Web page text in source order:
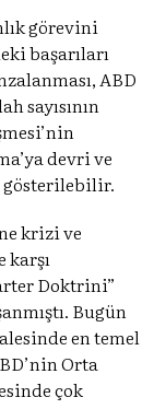
görevini
başarıları
ABD
sayısının
devri ve
krizi ve
Doktrini”
Bugün
en temel
Orta
çok